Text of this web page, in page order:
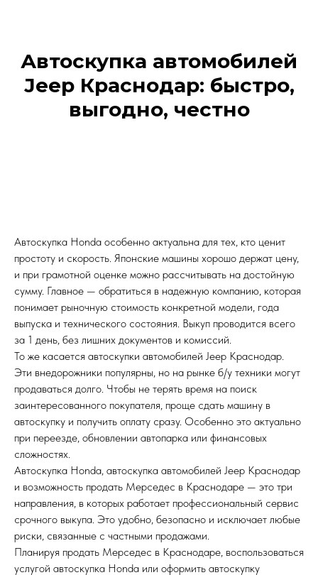
Автоскупка автомобилей
Jeep Краснодар: быстро,
выгодно, честно
Автоскупка Honda особенно актуальна для тех, кто ценит
простоту и скорость. Японские машины хорошо держат цену,
и при грамотной оценке можно рассчитывать на достойную
сумму. Главное — обратиться в надежную компанию, которая
понимает рыночную стоимость конкретной модели, года
выпуска и технического состояния. Выкуп проводится всего
за 1 день, без лишних документов и комиссий.
То же касается автоскупки автомобилей Jeep Краснодар.
Эти внедорожники популярны, но на рынке б/у техники могут
продаваться долго. Чтобы не терять время на поиск
заинтересованного покупателя, проще сдать машину в
автоскупку и получить оплату сразу. Особенно это актуально
при переезде, обновлении автопарка или финансовых
сложностях.
Автоскупка Honda, автоскупка автомобилей Jeep Краснодар
и возможность продать Мерседес в Краснодаре — это три
направления, в которых работает профессиональный сервис
срочного выкупа. Это удобно, безопасно и исключает любые
риски, связанные с частными продажами.
Планируя продать Мерседес в Краснодаре, воспользоваться
услугой автоскупка Honda или оформить автоскупку
ОЦЕНИМ ОНЛАЙН ВАШ
АВТОМОБИЛЬ ПО ФОТО
Или напишите нам
в WhatsApp или Telegram
+7
Узнать стоимость ТС
Нажимая кнопку, Вы соглашаетесь
с политикой конфиденциальности